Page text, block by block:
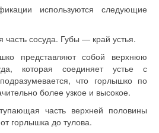
используются следующие
часть сосуда. Губы — край устья.
представляют собой верхнюю
которая соединяет устье с
что горлышко по
более узкое и высокое.
часть верхней половины
горлышка до тулова.